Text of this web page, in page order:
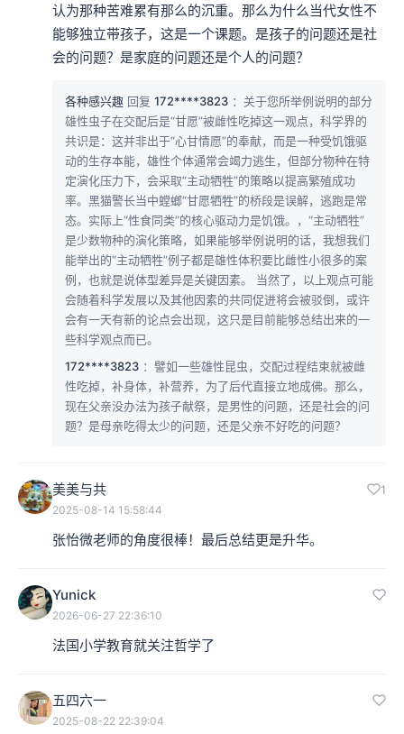
认为那种苦难累有那么的沉重。那么为什么当代女性不
能够独立带孩子，这是一个课题。是孩子的问题还是社
会的问题？是家庭的问题还是个人的问题？
各种感兴趣 回复 172****3823 ：关于您所举例说明的部分
雄性虫子在交配后是“甘愿”被雌性吃掉这一观点，科学界的
共识是：‌这并非出于“心甘情愿”的奉献，而是一种受饥饿驱
动的生存本能，雄性个体通常会竭力逃生，但部分物种在特
定演化压力下，会采取“主动牺牲”的策略以提高繁殖成功
率。‌黑猫警长当中螳螂“甘愿牺牲”的桥段是误解，逃跑是常
态。‌实际上“性食同类”的核心驱动力是饥饿‌。，“主动牺牲”
是少数物种的演化策略‌，如果能够举例说明的话，我想我们
能举出的“主动牺牲”例子都是雄性体积要比雌性小很多的案
例，也就是说体型差异是关键因素‌。 当然了，以上观点可能
会随着科学发展以及其他因素的共同促进将会被驳倒，或许
会有一天有新的论点会出现，这只是目前能够总结出来的一
些科学观点而已。
172****3823 ：譬如一些雄性昆虫，交配过程结束就被雌
性吃掉，补身体，补营养，为了后代直接立地成佛。那么，
现在父亲没办法为孩子献祭，是男性的问题，还是社会的问
题？是母亲吃得太少的问题，还是父亲不好吃的问题？
美美与共 1
2025-08-14 15:58:44
张怡微老师的角度很棒！最后总结更是升华。
Yunick
2026-06-27 22:36:10
法国小学教育就关注哲学了
五四六一
2025-08-22 22:39:04